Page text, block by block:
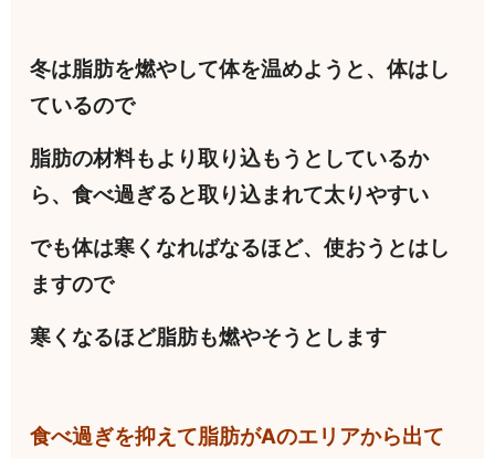
冬は脂肪を燃やして体を温めようと、体はし
ているので
脂肪の材料もより取り込もうとしているか
ら、食べ過ぎると取り込まれて太りやすい
でも体は寒くなればなるほど、使おうとはし
ますので
寒くなるほど脂肪も燃やそうとします
食べ過ぎを抑えて脂肪がAのエリアから出て